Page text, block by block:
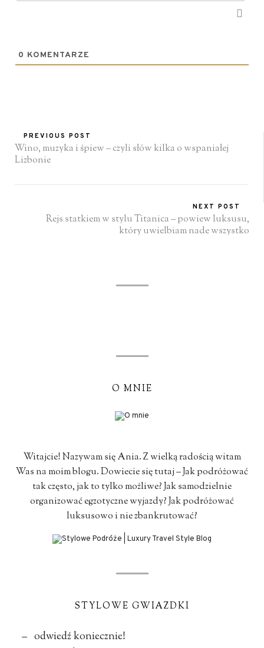
0 KOMENTARZE
PREVIOUS POST
Wino, muzyka i śpiew – czyli słów kilka o wspaniałej
Lizbonie
NEXT POST
Rejs statkiem w stylu Titanica – powiew luksusu,
który uwielbiam nade wszystko
O MNIE
Witajcie! Nazywam się Ania. Z wielką radością witam
Was na moim blogu. Dowiecie się tutaj – Jak podróżować
tak często, jak to tylko możliwe? Jak samodzielnie
organizować egzotyczne wyjazdy? Jak podróżować
luksusowo i nie zbankrutować?
STYLOWE GWIAZDKI
– odwiedź koniecznie!